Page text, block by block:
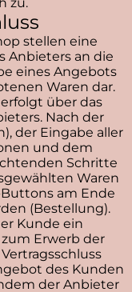
stellen eine
Anbieters an die
eines Angebots
Waren dar.
über das
Nach der
der Eingabe aller
und dem
Schritte
Waren
am Ende
(Bestellung).
Kunde ein
Erwerb der
des Kunden
der Anbieter